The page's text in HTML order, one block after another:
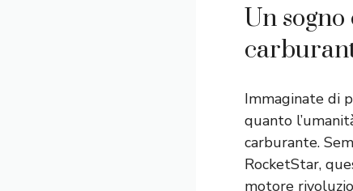
Un
Immaginate di
quanto
carburante.
RocketStar,
motore